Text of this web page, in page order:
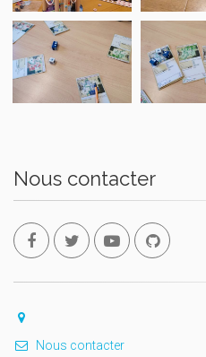
Nous contacter
Nous contacter